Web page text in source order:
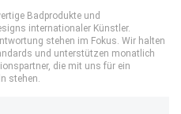
Badprodukte und
internationaler Künstler.
stehen im Fokus. Wir halten
und unterstützen monatlich
die mit uns für ein
stehen.